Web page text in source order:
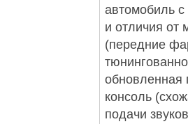
автомобиль
и отличия от
(передние
обновленная
консоль
подачи